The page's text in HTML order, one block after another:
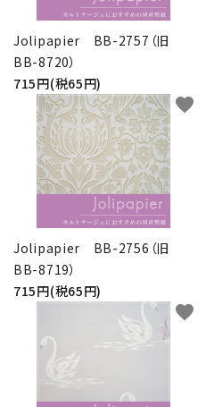
Jolipapier BB-2757（旧
BB-8720）
715円(税65円)
Jolipapier BB-2756（旧
BB-8719）
715円(税65円)
favorite
favorite